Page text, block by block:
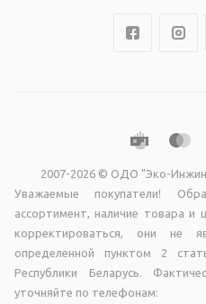
2007-2026 © ОДО "Эко-
Уважаемые покупатели!
ассортимент, наличие товара и
корректироваться, они не
опрeделенной пунктoм 2
Республики Беларусь.
уточняйте по телефонам: